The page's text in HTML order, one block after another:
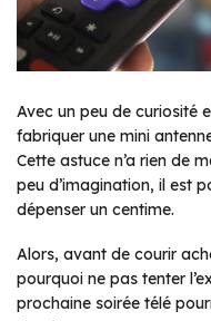
Avec un peu de curiosité
fabriquer une mini
Cette astuce n’a rien de
peu d’imagination, il est
dépenser un centime.
Alors, avant de courir
pourquoi ne pas tenter
prochaine soirée télé